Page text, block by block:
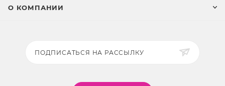
О КОМПАНИИ
ПОДПИСАТЬСЯ НА РАССЫЛКУ